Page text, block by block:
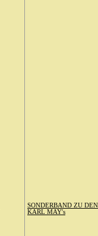
SONDERBAND ZU
KARL MAY's